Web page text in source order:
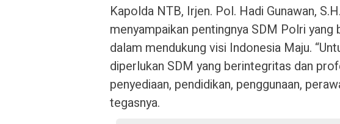
Kapolda NTB, Irjen. Pol. Hadi Gunawan,
menyampaikan pentingnya SDM Polri
dalam mendukung visi Indonesia Maju.
diperlukan SDM yang berintegritas dan
penyediaan, pendidikan, penggunaan,
tegasnya.